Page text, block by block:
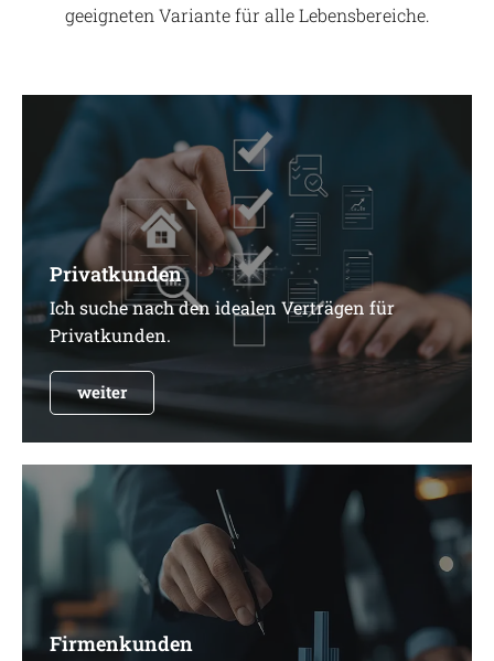
geeigneten Variante für alle Lebensbereiche.
Privatkunden
Ich suche nach den idealen Verträgen für
Privatkunden.
weiter
Firmenkunden